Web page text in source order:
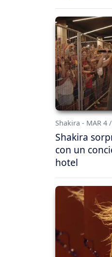
Shakira - MAR 4
Shakira
con un
hotel